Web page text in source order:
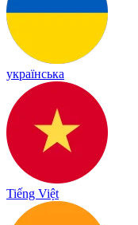
українська
Tiếng Việt